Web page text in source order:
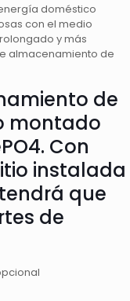
doméstico
con el medio
y más
almacenamiento de
de
montado
Con
instalada
que
de